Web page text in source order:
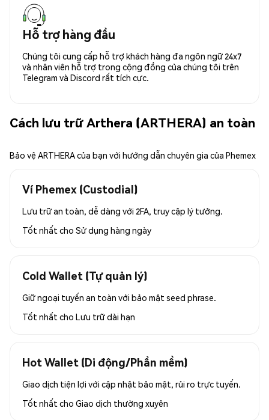
Hỗ trợ hàng đầu
Chúng tôi cung cấp hỗ trợ khách hàng đa ngôn ngữ 24x7
và nhân viên hỗ trợ trong cộng đồng của chúng tôi trên
Telegram và Discord rất tích cực.
Cách lưu trữ Arthera (ARTHERA) an toàn
Bảo vệ ARTHERA của bạn với hướng dẫn chuyên gia của Phemex
Ví Phemex (Custodial)
Lưu trữ an toàn, dễ dàng với 2FA, truy cập lý tưởng.
Tốt nhất cho Sử dụng hàng ngày
Cold Wallet (Tự quản lý)
Giữ ngoại tuyến an toàn với bảo mật seed phrase.
Tốt nhất cho Lưu trữ dài hạn
Hot Wallet (Di động/Phần mềm)
Giao dịch tiện lợi với cập nhật bảo mật, rủi ro trực tuyến.
Tốt nhất cho Giao dịch thường xuyên